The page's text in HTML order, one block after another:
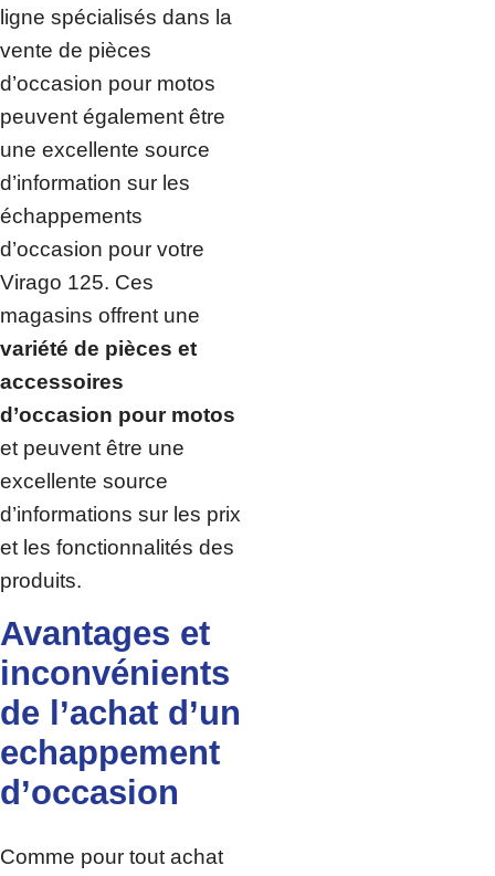
ligne spécialisés dans la
vente de pièces
d’occasion pour motos
peuvent également être
une excellente source
d’information sur les
échappements
d’occasion pour votre
Virago 125. Ces
magasins offrent une
variété de pièces et
accessoires
d’occasion pour motos
et peuvent être une
excellente source
d’informations sur les prix
et les fonctionnalités des
produits.
Avantages et
inconvénients
de l’achat d’un
echappement
d’occasion
Comme pour tout achat